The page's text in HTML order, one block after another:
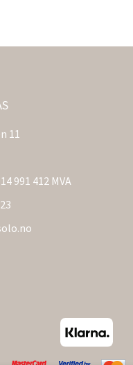
11
991 412 MVA